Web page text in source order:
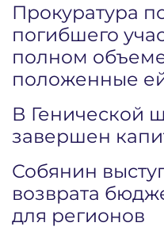
Прокуратура
погибшего
полном
положенные
В Генической
завершен
Собянин
возврата
для регионов